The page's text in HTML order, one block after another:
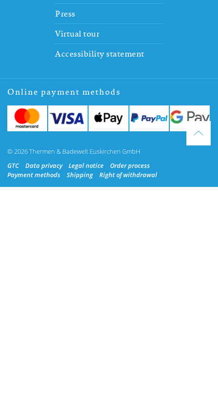
Press
Virtual tour
Accessibility statement
Online payment methods
© 2026 Thermen & Badewelt Euskirchen GmbH
GTC
Data privacy Legal notice
Order process
Payment methods
Shipping Right of withdrawal